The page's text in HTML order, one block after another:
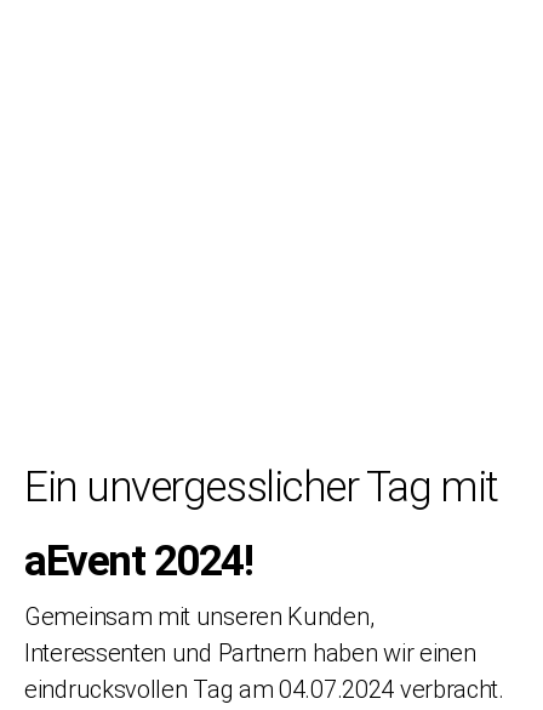
Ein unvergesslicher Tag mit
aEvent 2024!
Gemeinsam mit unseren Kunden,
Interessenten und Partnern haben wir einen
eindrucksvollen Tag am 04.07.2024 verbracht.